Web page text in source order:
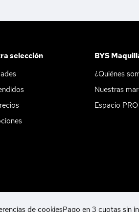
selección
BYS
¿Quiénes
Nuestras
Espacio PRO
de cookiesPago en 3 cuotas sin